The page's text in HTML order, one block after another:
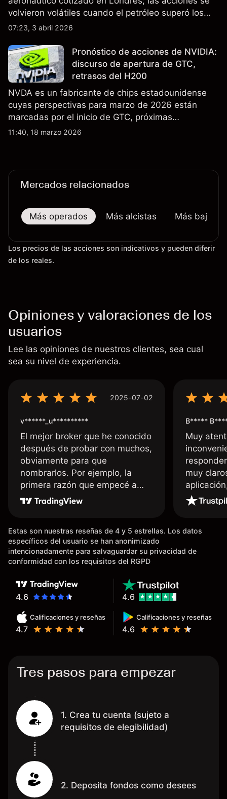
volvieron volátiles cuando el petróleo superó los
$105 y los cierres del espacio aéreo de Oriente
no es un indicador fiable de resultados futuros..
07:23, 3 abril 2026
Pronóstico de acciones de NVIDIA:
discurso de apertura de GTC,
retrasos del H200
NVDA es un fabricante de chips estadounidense
cuyas perspectivas para marzo de 2026 están
marcadas por el inicio de GTC, próximas
actualizaciones de productos y la incertidumbre
11:40, 18 marzo 2026
Mercados relacionados
Más operados Más alcistas Más bajistas
Los precios de las acciones son indicativos y pueden diferir
de los reales.
Opiniones y valoraciones de los
usuarios
Lee las opiniones de nuestros clientes, sea cual
sea su nivel de experiencia.
2025-07-02
v******_u**********
El mejor broker que he conocido
después de probar con muchos,
obviamente para que
nombrarlos. Por ejemplo, la
primera razón que empecé a
usar Capital fue la llegada de mi
dinero de inmediato a mi cuenta
existentes en el mercado que
tardan días o tienen mucha
burocracia; y la segunda razón,
hecho de operar en un mercado
determinado, debido a los
spread y al volumen existente.
Mientras más activo seas, más
dinero te reembolsa. Muchas
B*****
Muy
muy
Estas son nuestras reseñas de 4 y 5 estrellas. Los datos
específicos del usuario se han anonimizado
intencionadamente para salvaguardar su privacidad de
conformidad con los requisitos del RGPD
4.6
Calificaciones y reseñas
4.7
Calificaciones y reseñas
4.6
4.6
Tres pasos para empezar
1. Crea tu cuenta (sujeto a
requisitos de elegibilidad)
2. Deposita fondos como desees